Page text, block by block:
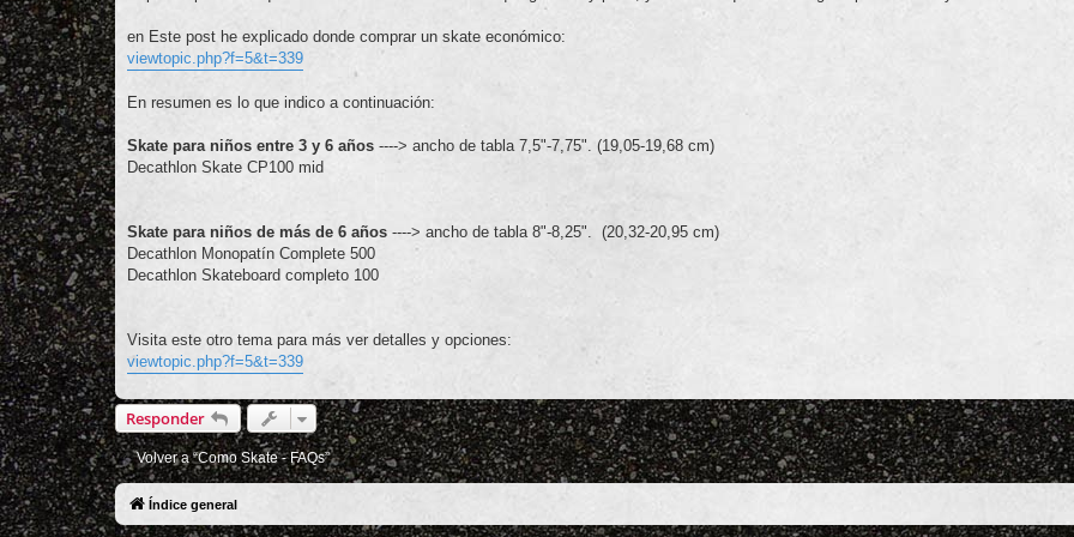
en Este post he explicado donde comprar un skate económico:
viewtopic.php?f=5&t=339
En resumen es lo que indico a continuación:
Skate para niños entre 3 y 6 años ----> ancho de tabla 7,5"-7,75". (19,05-19,68 cm)
Decathlon Skate CP100 mid
Skate para niños de más de 6 años ----> ancho de tabla 8"-8,25". (20,32-20,95 cm)
Decathlon Monopatín Complete 500
Decathlon Skateboard completo 100
Visita este otro tema para más ver detalles y opciones:
viewtopic.php?f=5&t=339
Responder
Volver a “Como Skate - FAQs”
Índice general